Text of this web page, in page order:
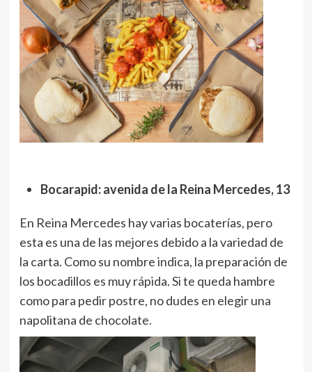
Bocarapid: avenida de la Reina Mercedes, 13
En Reina Mercedes hay varias bocaterías, pero
esta es una de las mejores debido a la variedad de
la carta. Como su nombre indica, la preparación de
los bocadillos es muy rápida. Si te queda hambre
como para pedir postre, no dudes en elegir una
napolitana de chocolate.